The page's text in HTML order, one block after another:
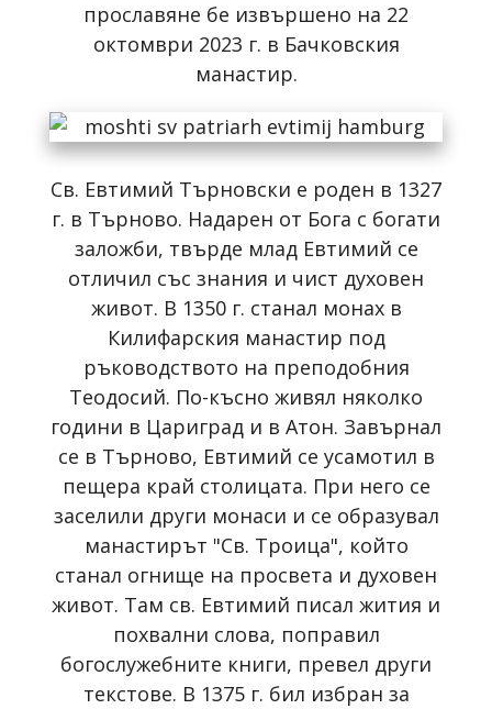
прославяне бе извършено на 22
октомври 2023 г. в Бачковския
манастир.
Св. Евтимий Търновски е роден в 1327
г. в Търново. Надарен от Бога с богати
заложби, твърде млад Евтимий се
отличил със знания и чист духовен
живот. В 1350 г. станал монах в
Килифарския манастир под
ръководството на преподобния
Теодосий. По-късно живял няколко
години в Цариград и в Атон. Завърнал
се в Търново, Евтимий се усамотил в
пещера край столицата. При него се
заселили други монаси и се образувал
манастирът "Св. Троица", който
станал огнище на просвета и духовен
живот. Там св. Евтимий писал жития и
похвални слова, поправил
богослужебните книги, превел други
текстове. В 1375 г. бил избран за